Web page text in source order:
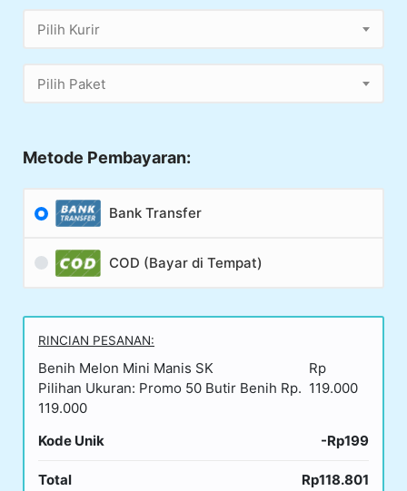
Pilih Kurir
Pilih Paket
Metode Pembayaran:
Bank Transfer
COD (Bayar di Tempat)
RINCIAN PESANAN:
Benih Melon Mini Manis SK
Pilihan Ukuran: Promo 50 Butir Benih Rp.
119.000
Rp
119.000
Kode Unik -Rp199
Total Rp118.801